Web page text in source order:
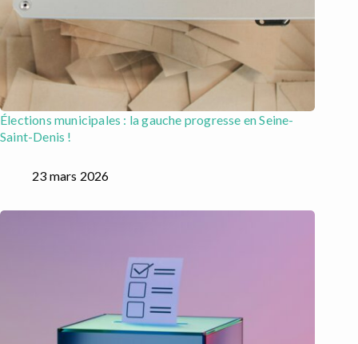
Élections municipales : la gauche progresse en Seine-
Saint-Denis !
23 mars 2026